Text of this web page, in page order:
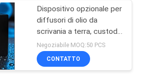
di
57
Dispositivo opzionale per
diffusori di olio da
scrivania a terra, custodia
metallica, bottiglia di
plastica da 500 ml
Negoziabile MOQ:50 PCS
CONTATTO